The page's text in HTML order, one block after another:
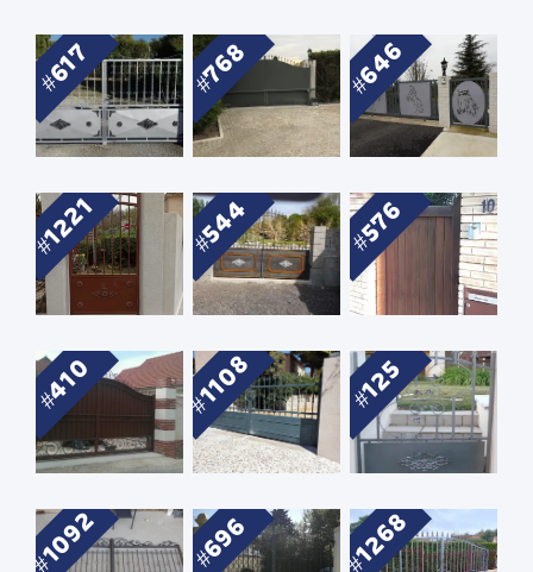
617 768 646
1221 544 576
410 1108 125
1092 696 1268